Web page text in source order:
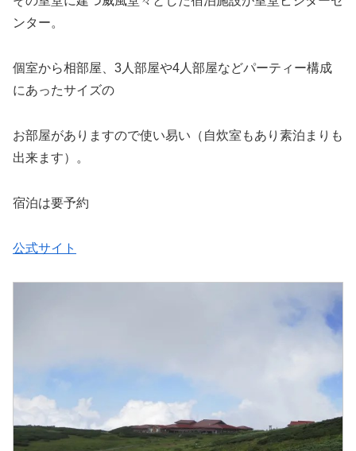
ンター。
個室から相部屋、3人部屋や4人部屋などパーティー構成
にあったサイズの
お部屋がありますので使い易い（自炊室もあり素泊まりも
出来ます）。
宿泊は要予約
公式サイト